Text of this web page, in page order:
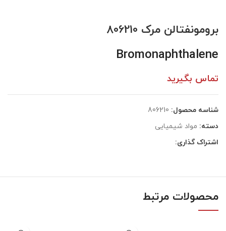
برومونفتالن مرک 806210
Bromonaphthalene
تماس بگیرید
شناسه محصول: 806210
دسته: مواد شیمیایی
اشتراک گذاری:
محصولات مرتبط